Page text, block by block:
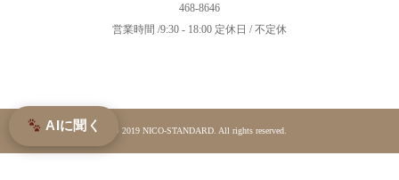
468-8646
営業時間 /9:30 - 18:00 定休日 / 不定休
© 2019 NICO-STANDARD. All rights reserved.
AIに聞く